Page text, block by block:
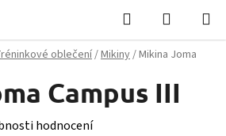
Hledat
KOŠÍK
oblečení/Mikiny/Mikina Joma
Campus III
hodnocení